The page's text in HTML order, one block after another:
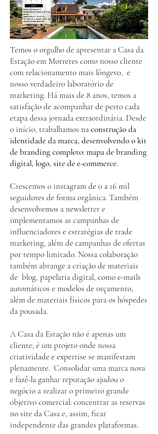
Temos o orgulho de apresentar a Casa da
Estação em Morretes como nosso cliente
com relacionamento mais lôngevo, e
nosso verdadeiro laboratório de
marketing. Há mais de 8 anos, temos a
satisfação de acompanhar de perto cada
etapa dessa jornada extraordinária. Desde
o início, trabalhamos naconstrução da
identidade da marca, desenvolvendo o kit
de branding completo: mapa de branding
digital, logo, site de e-commerce.
Crescemos o instagram de 0 a 16 mil
seguidores de forma orgânica. Também
desenvolvemos a newsletter e
implementamos as campanhas de
influenciadores e estratégias de trade
marketing, além de campanhas de ofertas
por tempo limitado. Nossa colaboração
também abrange a criação de materiais
de blog, papelaria digital, como e-mails
automáticos e modelos de orçamento,
além de materiais físicos para os hóspedes
da pousada.
A Casa da Estação não é apenas um
cliente; é um projeto onde nossa
criatividade e expertise se manifestam
plenamente. Consolidar uma marca nova
e fazê-la ganhar reputação ajudou o
negócio a realizar o primeiro grande
objetivo comercial: concentrar as reservas
no site da Casa e, assim, ficar
independente das grandes plataformas.